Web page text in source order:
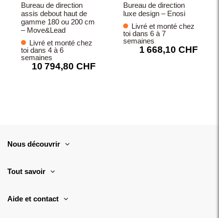
Bureau de direction
assis debout haut de
gamme 180 ou 200 cm
– Move&Lead
Livré et monté chez
toi dans 4 à 6
semaines
10 794,80 CHF
Bureau de direction
luxe design – Enosi
Livré et monté chez
toi dans 6 à 7
semaines
1 668,10 CHF
Nous découvrir
Tout savoir
Aide et contact